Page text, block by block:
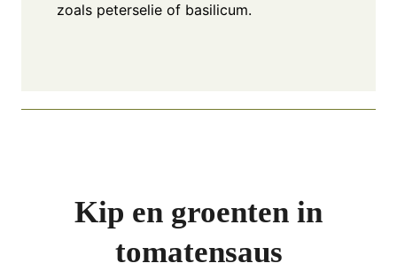
zoals peterselie of basilicum.
Kip en groenten in
tomatensaus